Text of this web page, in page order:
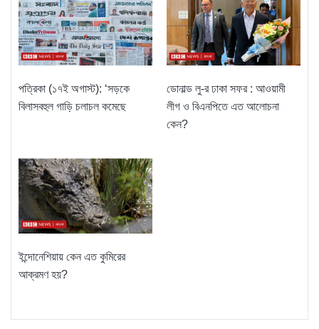
পত্রিকা (১৭ই অগাস্ট): ‘সড়কে
বিলাসবহুল গাড়ি চলাচল কমেছে
ডোনাল্ড লু-র ঢাকা সফর : আওয়ামী
লীগ ও বিএনপিতে এত আলোচনা
কেন?
ইন্দোনেশিয়ায় কেন এত কুমিরের
আক্রমণ হয়?